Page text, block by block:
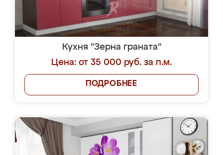
Кухня "Зерна граната"
Цена: от 35 000 руб. за п.м.
ПОДРОБНЕЕ